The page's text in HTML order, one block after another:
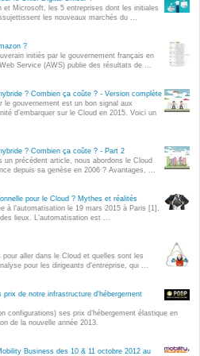
Wordpress
CLOUD
CloudStack
OpenStack
Xen Project
RÉFÉRENCES
Application collaborative
eSanté
et Microsoft, les 5 entreprises dont les initiales
les nouveaux marchés du ...
?
initiés par le gouvernement français en
Service (AWS) publie des résultats de ...
? Combien ça coûte ? - Version complète
le gouvernement est un bon signal aux
d’embarquer sur le Cloud en 2015. Voici un
? Combien ça coûte ? - Part 2
un précédent article, nous abordons le Cloud
depuis sa genèse en 2006 ? Avantages, ...
pour le Cloud ? Mythes et réalités
à l’automatisation le 19 mars 2015 à Paris [1],
lieux. L’automatisation est ...
aller dans le Cloud et quelles sont les
pour les dirigeants d’entreprise, qui ...
prix de notre infrastructure d'hébergement
configurations) ses prix d’hébergement élastique en
de la nouvelle année 2013.
Business des 10 & 11 octobre 2012 au